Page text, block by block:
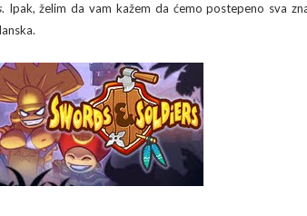
. Ipak, želim da vam kažem da ćemo postepeno sva